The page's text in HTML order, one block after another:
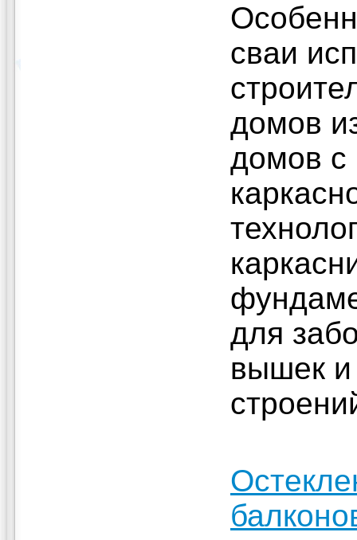
сваи
домов
домов с
для
вышек и